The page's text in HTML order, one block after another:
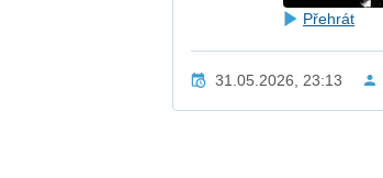
Přehrát
31.05.2026, 23:13